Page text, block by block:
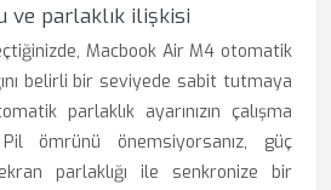
ve parlaklık ilişkisi
Macbook Air M4 otomatik
belirli bir seviyede sabit tutmaya
parlaklık ayarınızın çalışma
ömrünü önemsiyorsanız, güç
parlaklığı ile senkronize bir